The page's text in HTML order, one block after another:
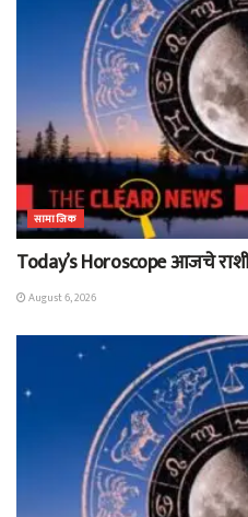
सामाजिक
Today’s Horoscope आजचे
August 6, 2026